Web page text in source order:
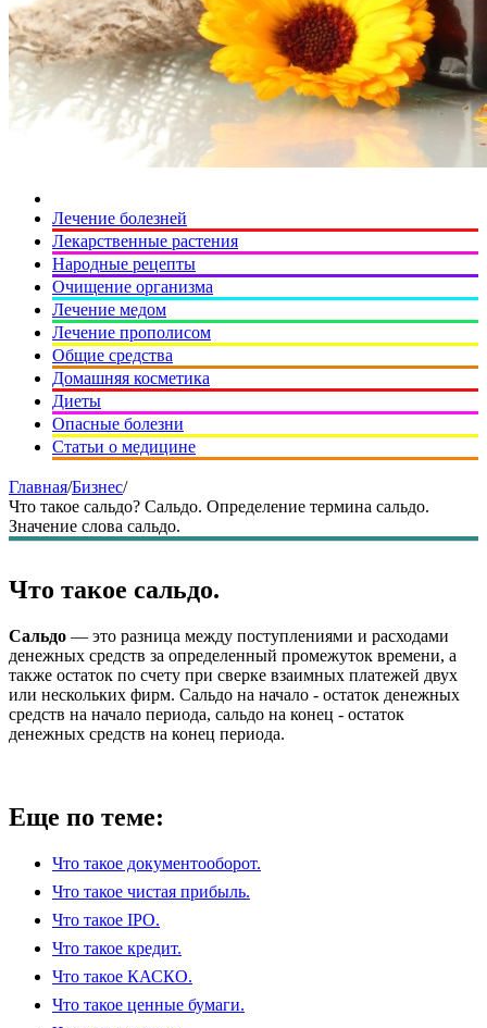
Лечение болезней
Лекарственные растения
Народные рецепты
Очищение организма
Лечение медом
Лечение прополисом
Общие средства
Домашняя косметика
Диеты
Опасные болезни
Статьи о медицине
Главная/Бизнес/
Что такое сальдо? Сальдо. Определение термина сальдо.
Значение слова сальдо.
Что такое сальдо.
Сальдо — это разница между поступлениями и расходами
денежных средств за определенный промежуток времени, а
также остаток по счету при сверке взаимных платежей двух
или нескольких фирм. Сальдо на начало - остаток денежных
средств на начало периода, сальдо на конец - остаток
денежных средств на конец периода.
Еще по теме:
Что такое документооборот.
Что такое чистая прибыль.
Что такое IPO.
Что такое кредит.
Что такое КАСКО.
Что такое ценные бумаги.